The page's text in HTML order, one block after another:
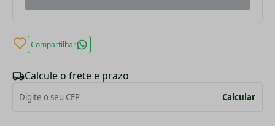
Compartilhar
Calcule o frete e prazo
Calcular